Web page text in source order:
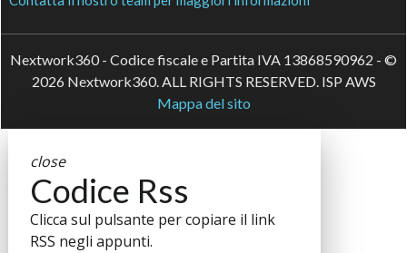
Nextwork360 - Codice fiscale e Partita IVA 13868590962 - ©
2026 Nextwork360. ALL RIGHTS RESERVED. ISP AWS
Mappa del sito
close
Codice Rss
Clicca sul pulsante per copiare il link
RSS negli appunti.